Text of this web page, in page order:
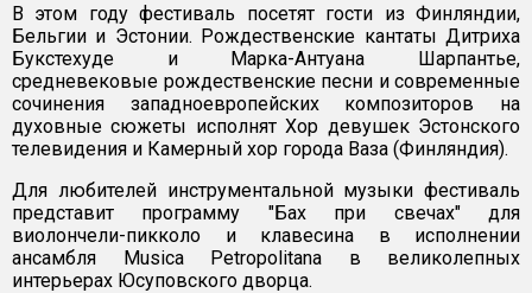
В этом году фестиваль посетят гости из Финляндии,
Бельгии и Эстонии. Рождественские кантаты Дитриха
Букстехуде и Марка-Антуана Шарпантье,
средневековые рождественские песни и современные
сочинения западноевропейских композиторов на
духовные сюжеты исполнят Хор девушек Эстонского
телевидения и Камерный хор города Ваза (Финляндия).
Для любителей инструментальной музыки фестиваль
представит программу "Бах при свечах" для
виолончели-пикколо и клавесина в исполнении
ансамбля Musica Petropolitana в великолепных
интерьерах Юсуповского дворца.